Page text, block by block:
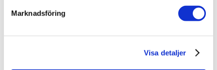
Marknadsföring
Visa detaljer
elevorganisationen för och är glad att så